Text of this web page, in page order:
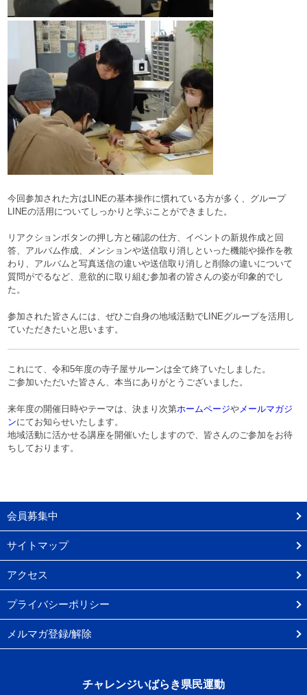
今回参加された方はLINEの基本操作に慣れている方が多く、グループ
LINEの活用についてしっかりと学ぶことができました。
リアクションボタンの押し方と確認の仕方、イベントの新規作成と回
答、アルバム作成、メンションや送信取り消しといった機能や操作を教
わり、アルバムと写真送信の違いや送信取り消しと削除の違いについて
質問がでるなど、意欲的に取り組む参加者の皆さんの姿が印象的でし
た。
参加された皆さんには、ぜひご自身の地域活動でLINEグループを活用し
ていただきたいと思います。
これにて、令和5年度の寺子屋サルーンは全て終了いたしました。
ご参加いただいた皆さん、本当にありがとうございました。
来年度の開催日時やテーマは、決まり次第ホームページや メールマガジ
ンにてお知らせいたします。
地域活動に活かせる講座を開催いたしますので、皆さんのご参加をお待
ちしております。
会員募集中
サイトマップ
アクセス
プライバシーポリシー
メルマガ登録/解除
チャレンジいばらき県民運動